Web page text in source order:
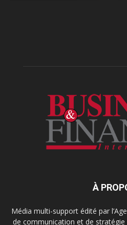
À
Média multi-support édité par
de communication et de